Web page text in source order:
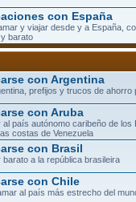
con España
y viajar desde y a España,
barato
con Argentina
prefijos y trucos de ahorro
con Aruba
al país autónomo caribeño de los
costas de Venezuela
con Brasil
barato a la república brasileira
con Chile
al país más estrecho del